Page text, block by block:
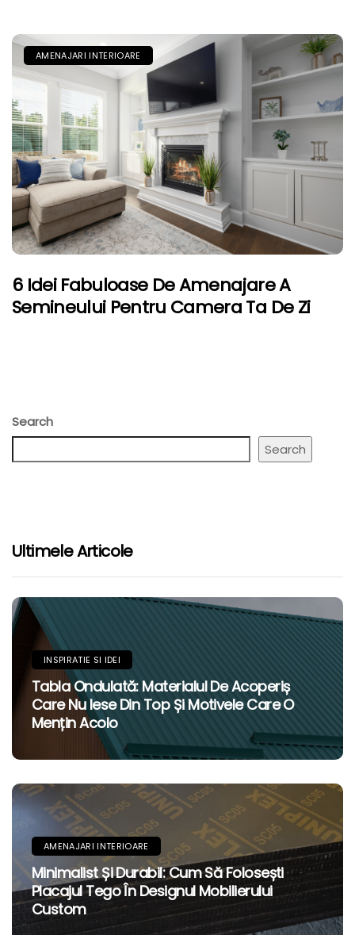
AMENAJARI INTERIOARE
6 Idei Fabuloase De Amenajare A
Semineului Pentru Camera Ta De Zi
Search
Search
Ultimele Articole
INSPIRATIE SI IDEI
Tabla Ondulată: Materialul De Acoperiș
Care Nu Iese Din Top Și Motivele Care O
Mențin Acolo
AMENAJARI INTERIOARE
Minimalist Și Durabil: Cum Să Folosești
Placajul Tego În Designul Mobilierului
Custom